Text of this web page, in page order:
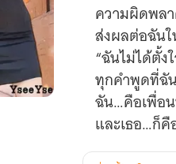
ความผิดพล
ส่งผลต่อฉัน
“ฉันไม่ได้ตั้
ทุกคำพูดที่ฉั
ฉัน…คือเพื่อ
และเธอ…ก็